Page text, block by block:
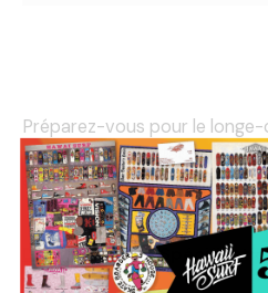
Préparez-vous pour le
intégrale : confortable,
accompagner lors de vos
Description